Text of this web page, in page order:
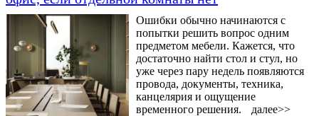
Ошибки обычно начинаются с
попытки решить вопрос одним
предметом мебели. Кажется, что
достаточно найти стол и стул, но
уже через пару недель появляются
провода, документы, техника,
канцелярия и ощущение
временного решения.
далее>>